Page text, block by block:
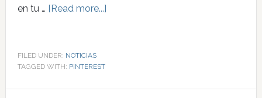
en tu … [Read more...]
FILED UNDER: NOTICIAS
TAGGED WITH: PINTEREST